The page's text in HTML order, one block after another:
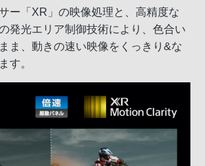
ー「XR」の映像処理と、高精度な
発光エリア制御技術により、色合い
ま、動きの速い映像をくっきり&な
す。